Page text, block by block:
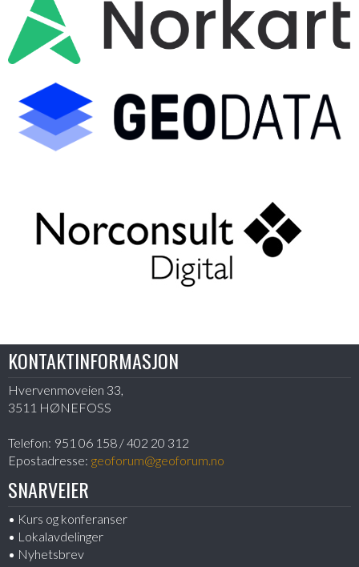
KONTAKTINFORMASJON
Hvervenmoveien 33,
3511 HØNEFOSS
Telefon: 951 06 158 / 402 20 312
Epostadresse: geoforum@geoforum.no
SNARVEIER
Kurs og konferanser
Lokalavdelinger
Nyhetsbrev